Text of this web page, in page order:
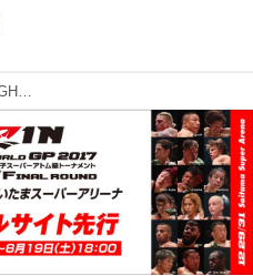
【12.29・12.31 RIZIN FIGHTING WORLD GRAND-PRIX 2017 バンタム級トーナメント＆女子スーパーアトム級トーナメント 2nd ROUND / Final ROUND】 8月14日（月） 12時よりオフィシャルサイト先着先行受付開始！